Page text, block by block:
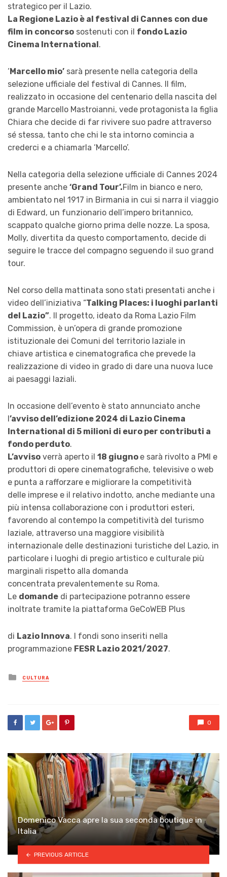
strategico per il Lazio.
La Regione Lazio è al festival di Cannes con due
film in concorso sostenuti con il fondo Lazio
Cinema International .
‘ Marcello mio’ sarà presente nella categoria della
selezione ufficiale del festival di Cannes. Il film,
realizzato in occasione del centenario della nascita del
grande Marcello Mastroianni, vede protagonista la figlia
Chiara che decide di far rivivere suo padre attraverso
sé stessa, tanto che chi le sta intorno comincia a
crederci e a chiamarla ‘Marcello’.
Nella categoria della selezione ufficiale di Cannes 2024
presente anche ‘Grand Tour’.Film in bianco e nero,
ambientato nel 1917 in Birmania in cui si narra il viaggio
di Edward, un funzionario dell’impero britannico,
scappato qualche giorno prima delle nozze. La sposa,
Molly, divertita da questo comportamento, decide di
seguire le tracce del compagno seguendo il suo grand
tour.
Nel corso della mattinata sono stati presentati anche i
video dell’iniziativa “Talking Places: i luoghi parlanti
del Lazio”. Il progetto, ideato da Roma Lazio Film
Commission, è un’opera di grande promozione
istituzionale dei Comuni del territorio laziale in
chiave artistica e cinematografica che prevede la
realizzazione di video in grado di dare una nuova luce
ai paesaggi laziali.
In occasione dell’evento è stato annunciato anche
’avviso dell’edizione 2024 di Lazio Cinema
International di 5 milioni di euro per contributi a
fondo perduto.
L’avviso verrà aperto il 18 giugno e sarà rivolto a PMI e
produttori di opere cinematografiche, televisive o web
e punta a rafforzare e migliorare la competitività
delle imprese e il relativo indotto, anche mediante una
più intensa collaborazione con i produttori esteri,
favorendo al contempo la competitività del turismo
laziale, attraverso una maggiore visibilità
internazionale delle destinazioni turistiche del Lazio, in
particolare i luoghi di pregio artistico e culturale più
marginali rispetto alla domanda
concentrata prevalentemente su Roma.
Le domande di partecipazione potranno essere
inoltrate tramite la piattaforma GeCoWEB Plus
di Lazio Innova. I fondi sono inseriti nella
programmazione FESR Lazio 2021/2027.
Posted
in
CULTURA
0
Domenico Vacca apre la sua seconda boutique in
Italia
PREVIOUS ARTICLE